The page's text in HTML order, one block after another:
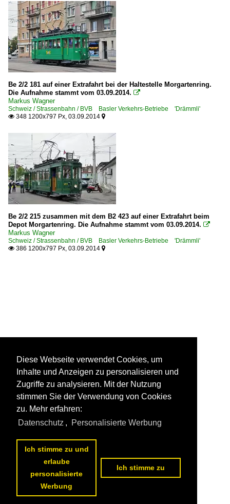
Be 2/2 181 auf einer Extrafahrt bei der Haltestelle Morgartenring.
Die Aufnahme stammt vom 03.09.2014. 
Markus Wagner
Schweiz / Strassenbahn / BVB Basler Verkehrs-Betriebe 'Drämmli'
 348 1200x797 Px, 03.09.2014 
Be 2/2 215 zusammen mit dem B2 423 auf einer Extrafahrt beim
Depot Morgartenring. Die Aufnahme stammt vom 03.09.2014. 
Markus Wagner
Schweiz / Strassenbahn / BVB Basler Verkehrs-Betriebe 'Drämmli'
 386 1200x797 Px, 03.09.2014 
Diese Webseite verwendet Cookies, um
Inhalte und Anzeigen zu personalisieren und
Zugriffe zu analysieren. Mit der Nutzung
stimmen Sie der Verwendung von Cookies
zu. Mehr erfahren:
Datenschutz , Personalisierte Werbung
Ich stimme zu und
erlaube
personalisierte
Werbung
Ich stimme zu